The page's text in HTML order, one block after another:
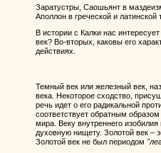
Заратустры, Саошьянт в
Аполлон в греческой и
В истории с Калки нас
век? Во-вторых, каковы его
действиях.
Темный век или железный век,
века. Некоторое сходство,
речь идет о его радикальной
соответствует обратным
мира. Веку внутреннего
духовную нищету. Золотой век –
Золотой век не был периодом